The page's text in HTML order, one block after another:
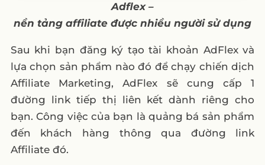
Adflex–
nền tảng affiliate được nhiều người sử dụng
Sau khi bạn đăng ký tạo tài khoản AdFlex và
lựa chọn sản phẩm nào đó để chạy chiến dịch
Affiliate Marketing, AdFlex sẽ cung cấp 1
đường link tiếp thị liên kết dành riêng cho
bạn. Công việc của bạn là quảng bá sản phẩm
đến khách hàng thông qua đường link
Affiliate đó.